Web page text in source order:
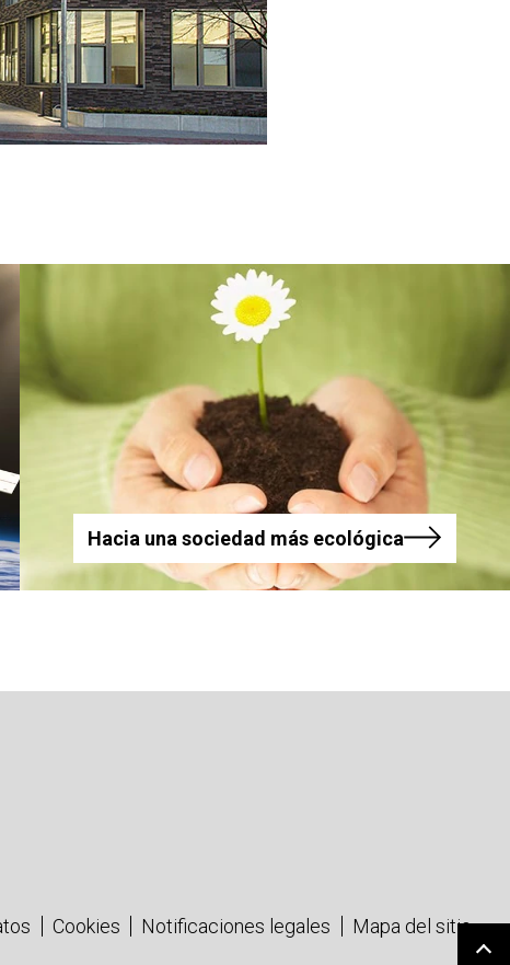
Hacia una sociedad más ecológica
Cookies Notificaciones legales Mapa del sitio